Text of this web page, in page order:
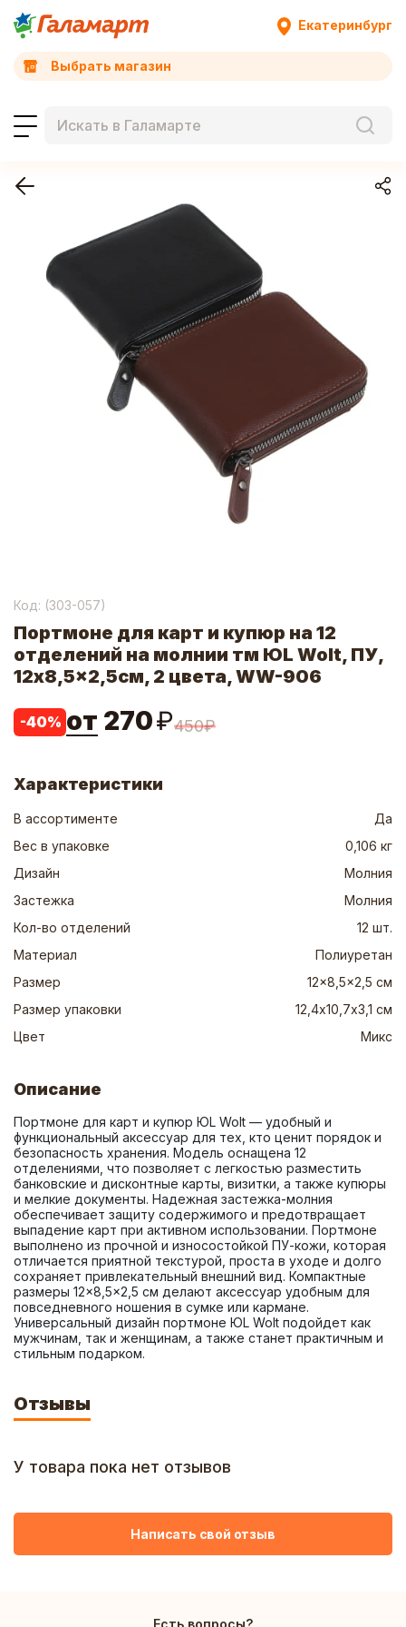
Екатеринбург
Выбрать магазин
Код: (303-057)
Портмоне для карт и купюр на 12
отделений на молнии тм ЮL Wolt, ПУ,
12x8,5x2,5см, 2 цвета, WW-906
-40% от 270₽450₽
Характеристики
В ассортименте
Да
Вес в упаковке
0,106 кг
Дизайн
Молния
Застежка
Молния
Кол-во отделений
12 шт.
Материал
Полиуретан
Размер
12x8,5x2,5 см
Размер упаковки
12,4х10,7х3,1 см
Цвет
Микс
Описание
Портмоне для карт и купюр ЮL Wolt — удобный и
функциональный аксессуар для тех, кто ценит порядок и
безопасность хранения. Модель оснащена 12
отделениями, что позволяет с легкостью разместить
банковские и дисконтные карты, визитки, а также купюры
и мелкие документы. Надежная застежка-молния
обеспечивает защиту содержимого и предотвращает
выпадение карт при активном использовании. Портмоне
выполнено из прочной и износостойкой ПУ-кожи, которая
отличается приятной текстурой, проста в уходе и долго
сохраняет привлекательный внешний вид. Компактные
размеры 12×8,5×2,5 см делают аксессуар удобным для
повседневного ношения в сумке или кармане.
Универсальный дизайн портмоне ЮL Wolt подойдет как
мужчинам, так и женщинам, а также станет практичным и
стильным подарком.
Отзывы
У товара пока нет отзывов
Написать свой отзыв
Есть вопросы?